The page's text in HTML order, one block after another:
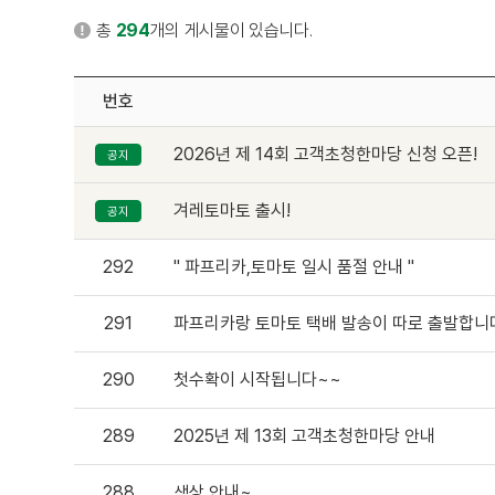
총 294개의 게시물이 있습니다.
번호
공지 2026년 제 14회 고객초청한마당 신청 오픈!
공지 겨레토마토 출시!
292 " 파프리카,토마토 일시 품절 안내 "
291 파프리카랑 토마토 택배 발송이 따로 출발합
290 첫수확이 시작됩니다~~
289 2025년 제 13회 고객초청한마당 안내